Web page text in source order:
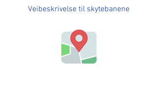
Veibeskrivelse til skytebanene